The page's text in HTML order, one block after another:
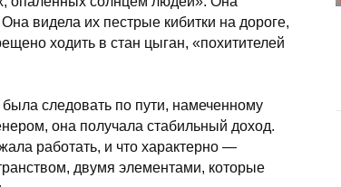
видела их пестрые кибитки на дороге,
ходить в стан цыган, «похитителей
следовать по пути, намеченному
она получала стабильный доход.
работать, и что характерно —
двумя элементами, которые